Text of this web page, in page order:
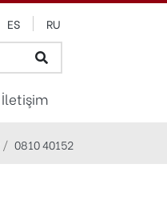
ES RU
İletişim
0810 40152